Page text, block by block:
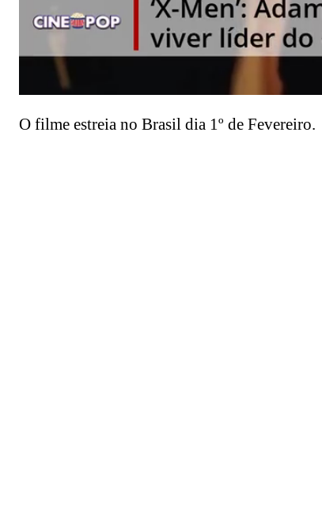
O filme estreia no Brasil dia 1º de Fevereiro.